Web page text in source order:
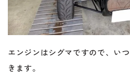
のご相談も可能です。
お問い合わせフォームにて、オン
希望ください。
エンジンはシグマですので、い
きます。